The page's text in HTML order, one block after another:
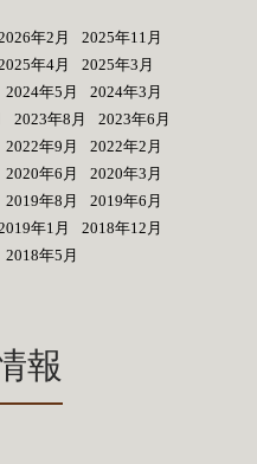
年2月
2025年11月
年4月
2025年3月
2024年5月
2024年3月
2023年8月
2023年6月
2022年9月
2022年2月
2020年6月
2020年3月
2019年8月
2019年6月
年1月
2018年12月
2018年5月
報